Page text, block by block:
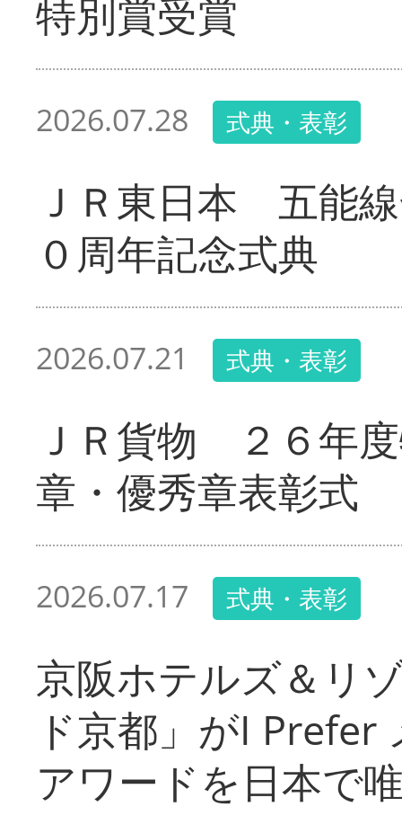
特別賞受賞
2026.07.28 式典・表彰
ＪＲ東日本 五能
０周年記念式典
2026.07.21 式典・表彰
ＪＲ貨物 ２６年
章・優秀章表彰式
2026.07.17 式典・表彰
京阪ホテルズ＆リ
ド京都」がI
アワードを日本で